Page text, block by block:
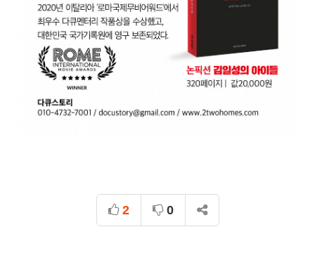
2 0